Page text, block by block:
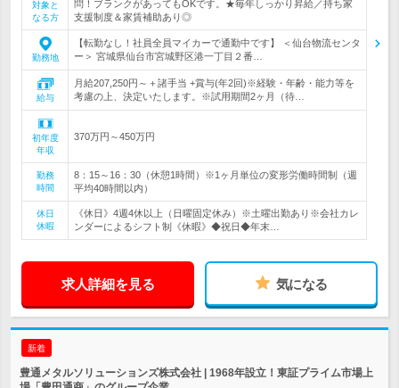
対象と
なる方
問！ブランクがあってもOKです。★毎年しっかり昇給／持ち家
支援制度＆家賃補助あり◎
勤務地
【転勤なし！社員全員マイカーで通勤中です】 ＜仙台物流センタ
ー＞ 宮城県仙台市宮城野区港一丁目２番…
給与
月給207,250円～＋諸手当 +賞与(年2回)※経験・年齢・能力等を
考慮の上、決定いたします。※試用期間2ヶ月（待…
初年度
年収
370万円～450万円
勤務
時間
8：15～16：30（休憩1時間）※1ヶ月単位の変形労働時間制（週
平均40時間以内）
休日
休暇
《休日》4週4休以上（日曜固定休み）※土曜出勤あり※会社カレ
ンダーによるシフト制《休暇》◆祝日◆年末…
求人詳細を見る 気になる
新着
豊通メタルソリューションズ株式会社 | 1968年設立！東証プライム市場上